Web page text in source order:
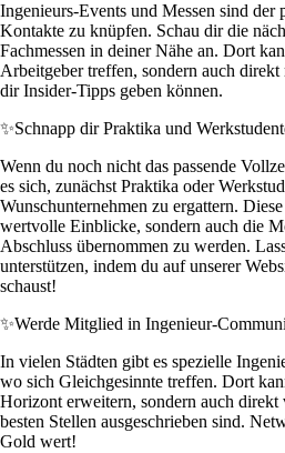
Ingenieurs-Events und Messen sind der
Kontakte zu knüpfen. Schau dir die
Fachmessen in deiner Nähe an. Dort
Arbeitgeber treffen, sondern auch
dir Insider-Tipps geben können.
✨Schnapp dir Praktika und
Wenn du noch nicht das passende
es sich, zunächst Praktika oder
Wunschunternehmen zu ergattern.
wertvolle Einblicke, sondern auch die
Abschluss übernommen zu werden.
unterstützen, indem du auf unserer
schaust!
✨Werde Mitglied in Ingenieur-
In vielen Städten gibt es spezielle
wo sich Gleichgesinnte treffen. Dort
Horizont erweitern, sondern auch direkt
besten Stellen ausgeschrieben sind.
Gold wert!